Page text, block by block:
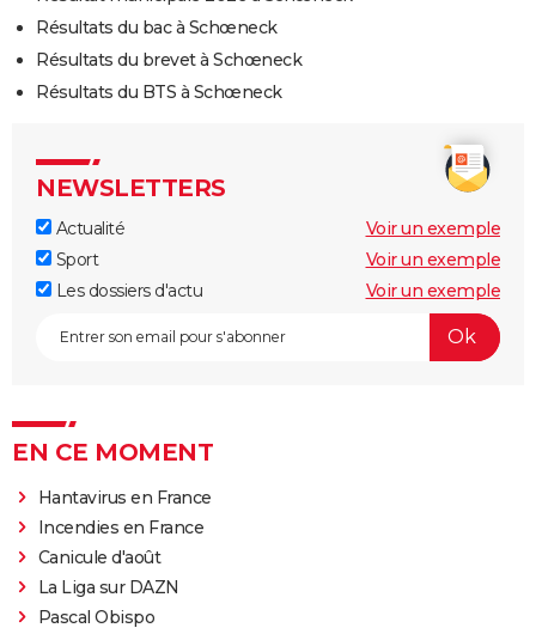
Résultats du bac à Schœneck
Résultats du brevet à Schœneck
Résultats du BTS à Schœneck
NEWSLETTERS
Actualité
Voir un exemple
Sport
Voir un exemple
Les dossiers d'actu
Voir un exemple
EN CE MOMENT
Hantavirus en France
Incendies en France
Canicule d'août
La Liga sur DAZN
Pascal Obispo